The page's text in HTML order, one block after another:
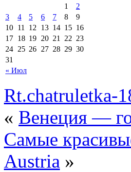
« Июл
1
2
3
4 5 6 7 8
9
10 11 12 13 14 15 16
17 18 19 20 21 22 23
24 25 26 27 28 29 30
31
Rt.chatruletka-
« Венеция —
Самые
Austria »